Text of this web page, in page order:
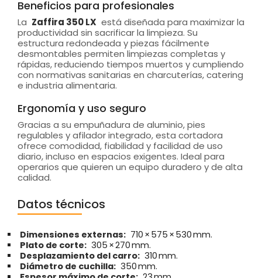
Beneficios para profesionales
La Zaffira 350 LX está diseñada para maximizar la
productividad sin sacrificar la limpieza. Su
estructura redondeada y piezas fácilmente
desmontables permiten limpiezas completas y
rápidas, reduciendo tiempos muertos y cumpliendo
con normativas sanitarias en charcuterías, catering
e industria alimentaria.
Ergonomía y uso seguro
Gracias a su empuñadura de aluminio, pies
regulables y afilador integrado, esta cortadora
ofrece comodidad, fiabilidad y facilidad de uso
diario, incluso en espacios exigentes. Ideal para
operarios que quieren un equipo duradero y de alta
calidad.
Datos técnicos
Dimensiones externas: 710 × 575 × 530 mm.
Plato de corte: 305 × 270 mm.
Desplazamiento del carro: 310 mm.
Diámetro de cuchilla: 350 mm.